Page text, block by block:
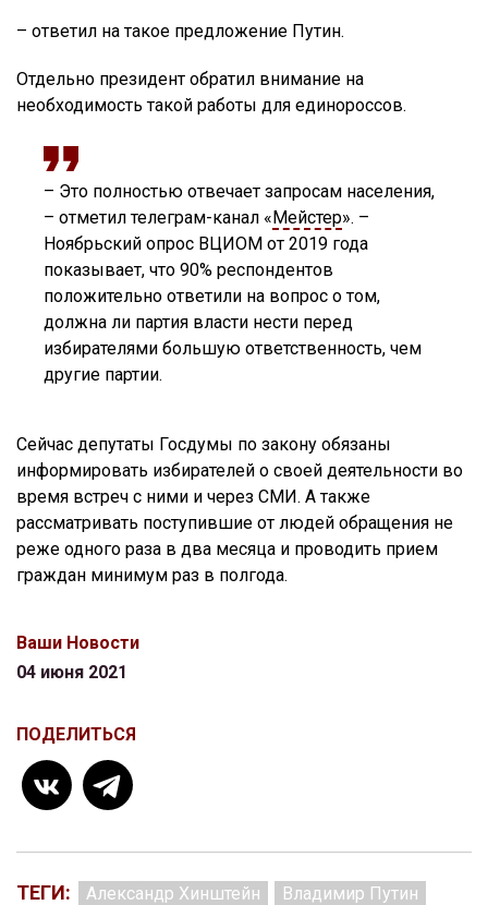
– ответил на такое предложение Путин.
Отдельно президент обратил внимание на
необходимость такой работы для единороссов.
– Это полностью отвечает запросам населения,
– отметил телеграм-канал « Мейстер». –
Ноябрьский опрос ВЦИОМ от 2019 года
показывает, что 90% респондентов
положительно ответили на вопрос о том,
должна ли партия власти нести перед
избирателями большую ответственность, чем
другие партии.
Сейчас депутаты Госдумы по закону обязаны
информировать избирателей о своей деятельности во
время встреч с ними и через СМИ. А также
рассматривать поступившие от людей обращения не
реже одного раза в два месяца и проводить прием
граждан минимум раз в полгода.
Ваши Новости
04 июня 2021
ПОДЕЛИТЬСЯ
ТЕГИ: Александр Хинштейн Владимир Путин